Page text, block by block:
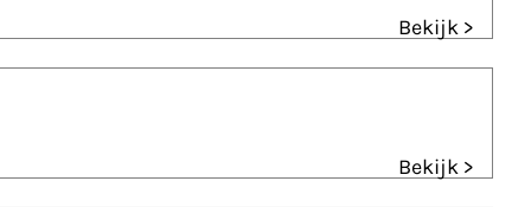
Bekijk >
Bekijk >